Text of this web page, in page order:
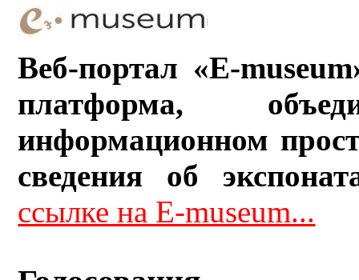
Веб-портал «E-
платформа,
информационном
сведения об
ссылке на E-museum...